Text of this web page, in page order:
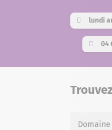
lundi
04
Domaine